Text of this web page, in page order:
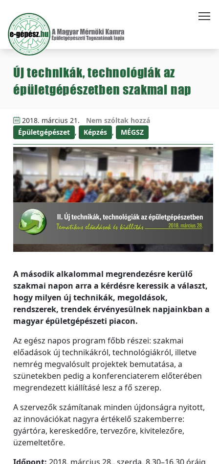
Új technikák, technológiák az
épületgépészetben szakmai nap
2018. március 21.
Nem szóltak hozzá
Épületgépészet , Képzés , MÉGSZ
A második alkalommal megrendezésre kerülő
szakmai napon arra a kérdésre keressik a választ,
hogy milyen új technikák, megoldások,
rendszerek, trendek érvényesülnek napjainkban a
magyar épületgépészeti piacon.
Az egész napos program főbb részei: szakmai
előadások új technikákról, technológiákról, illetve
nemrég megvalósult projektek bemutatása, a
szünetekben pedig a konferenciaterem előterében
megrendezett kiállításé lesz a fő szerep.
A szervezők számítanak minden újdonságra nyitott,
az innovációkat nagyra értékelő szakemberre:
gyártóra, kereskedőre, tervezőre, kivitelezőre,
üzemeltetőre.